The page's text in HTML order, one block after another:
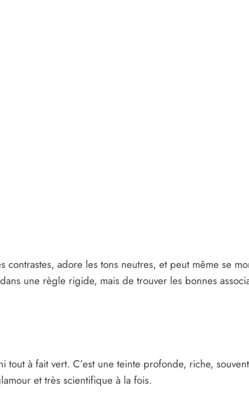
adore les tons neutres, et peut même se
une règle rigide, mais de trouver les bonnes
à fait vert. C’est une teinte profonde, riche,
et très scientifique à la fois.